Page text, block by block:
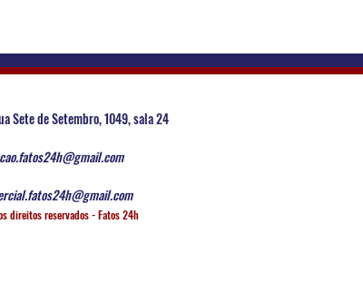
Sete de Setembro, 1049, sala 24
direitos reservados - Fatos 24h